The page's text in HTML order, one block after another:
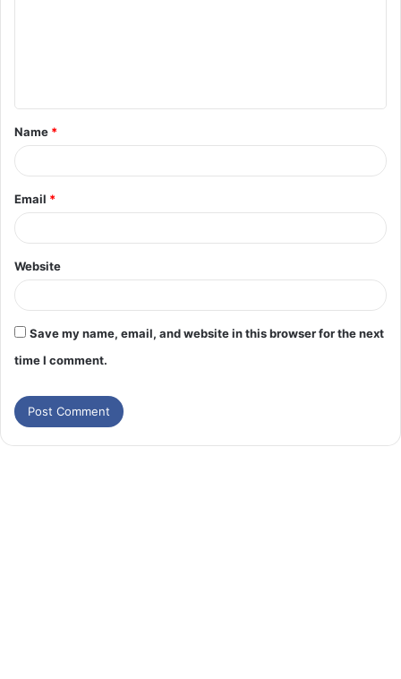
Name *
Email *
Website
Save my name, email, and website in this browser for the next
time I comment.